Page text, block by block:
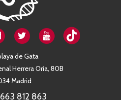
de Gata
Herrera Oria, 80B
Madrid
812 863